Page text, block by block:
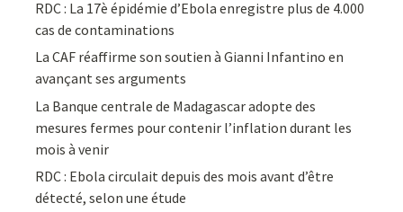
RDC : La 17è épidémie d’Ebola enregistre plus de 4.000
cas de contaminations
La CAF réaffirme son soutien à Gianni Infantino en
avançant ses arguments
La Banque centrale de Madagascar adopte des
mesures fermes pour contenir l’inflation durant les
mois à venir
RDC : Ebola circulait depuis des mois avant d’être
détecté, selon une étude